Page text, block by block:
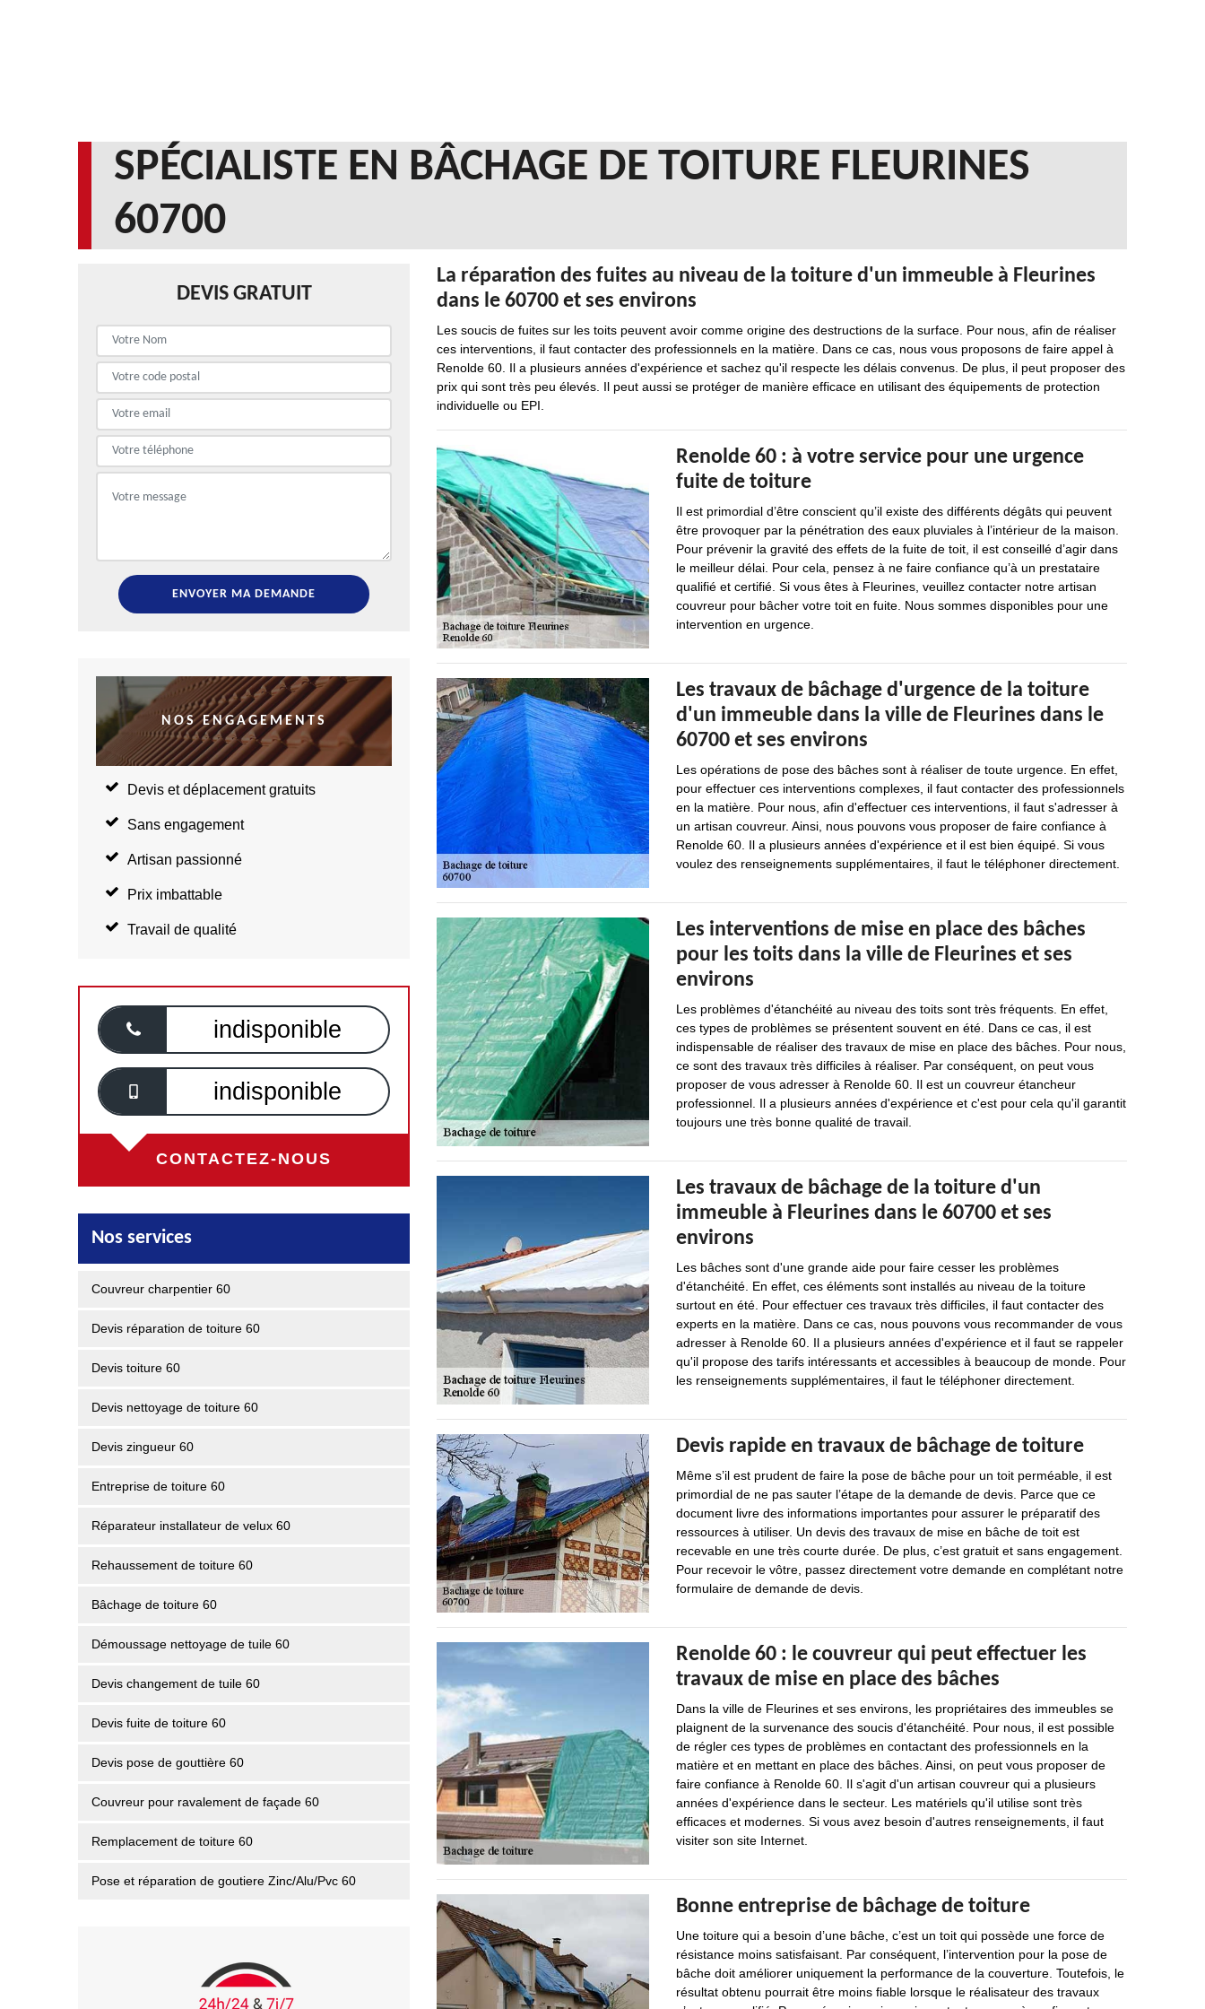
SPÉCIALISTE EN BÂCHAGE DE TOITURE FLEURINES
60700
DEVIS GRATUIT
NOS ENGAGEMENTS
Devis et déplacement gratuits
Sans engagement
Artisan passionné
Prix imbattable
Travail de qualité
indisponible
indisponible
CONTACTEZ-NOUS
Nos services
Couvreur charpentier 60
Devis réparation de toiture 60
Devis toiture 60
Devis nettoyage de toiture 60
Devis zingueur 60
Entreprise de toiture 60
Réparateur installateur de velux 60
Rehaussement de toiture 60
Bâchage de toiture 60
Démoussage nettoyage de tuile 60
Devis changement de tuile 60
Devis fuite de toiture 60
Devis pose de gouttière 60
Couvreur pour ravalement de façade 60
Remplacement de toiture 60
Pose et réparation de goutiere Zinc/Alu/Pvc 60
La réparation des fuites au niveau de la toiture d'un immeuble à Fleurines
dans le 60700 et ses environs
Les soucis de fuites sur les toits peuvent avoir comme origine des destructions de la surface. Pour nous, afin de réaliser
ces interventions, il faut contacter des professionnels en la matière. Dans ce cas, nous vous proposons de faire appel à
Renolde 60. Il a plusieurs années d'expérience et sachez qu'il respecte les délais convenus. De plus, il peut proposer des
prix qui sont très peu élevés. Il peut aussi se protéger de manière efficace en utilisant des équipements de protection
individuelle ou EPI.
Renolde 60 : à votre service pour une urgence
fuite de toiture
Il est primordial d’être conscient qu’il existe des différents dégâts qui peuvent
être provoquer par la pénétration des eaux pluviales à l’intérieur de la maison.
Pour prévenir la gravité des effets de la fuite de toit, il est conseillé d’agir dans
le meilleur délai. Pour cela, pensez à ne faire confiance qu’à un prestataire
qualifié et certifié. Si vous êtes à Fleurines, veuillez contacter notre artisan
couvreur pour bâcher votre toit en fuite. Nous sommes disponibles pour une
intervention en urgence.
Les travaux de bâchage d'urgence de la toiture
d'un immeuble dans la ville de Fleurines dans le
60700 et ses environs
Les opérations de pose des bâches sont à réaliser de toute urgence. En effet,
pour effectuer ces interventions complexes, il faut contacter des professionnels
en la matière. Pour nous, afin d'effectuer ces interventions, il faut s'adresser à
un artisan couvreur. Ainsi, nous pouvons vous proposer de faire confiance à
Renolde 60. Il a plusieurs années d'expérience et il est bien équipé. Si vous
voulez des renseignements supplémentaires, il faut le téléphoner directement.
Les interventions de mise en place des bâches
pour les toits dans la ville de Fleurines et ses
environs
Les problèmes d'étanchéité au niveau des toits sont très fréquents. En effet,
ces types de problèmes se présentent souvent en été. Dans ce cas, il est
indispensable de réaliser des travaux de mise en place des bâches. Pour nous,
ce sont des travaux très difficiles à réaliser. Par conséquent, on peut vous
proposer de vous adresser à Renolde 60. Il est un couvreur étancheur
professionnel. Il a plusieurs années d'expérience et c'est pour cela qu'il garantit
toujours une très bonne qualité de travail.
Les travaux de bâchage de la toiture d'un
immeuble à Fleurines dans le 60700 et ses
environs
Les bâches sont d'une grande aide pour faire cesser les problèmes
d'étanchéité. En effet, ces éléments sont installés au niveau de la toiture
surtout en été. Pour effectuer ces travaux très difficiles, il faut contacter des
experts en la matière. Dans ce cas, nous pouvons vous recommander de vous
adresser à Renolde 60. Il a plusieurs années d'expérience et il faut se rappeler
qu'il propose des tarifs intéressants et accessibles à beaucoup de monde. Pour
les renseignements supplémentaires, il faut le téléphoner directement.
Devis rapide en travaux de bâchage de toiture
Même s’il est prudent de faire la pose de bâche pour un toit perméable, il est
primordial de ne pas sauter l’étape de la demande de devis. Parce que ce
document livre des informations importantes pour assurer le préparatif des
ressources à utiliser. Un devis des travaux de mise en bâche de toit est
recevable en une très courte durée. De plus, c’est gratuit et sans engagement.
Pour recevoir le vôtre, passez directement votre demande en complétant notre
formulaire de demande de devis.
Renolde 60 : le couvreur qui peut effectuer les
travaux de mise en place des bâches
Dans la ville de Fleurines et ses environs, les propriétaires des immeubles se
plaignent de la survenance des soucis d'étanchéité. Pour nous, il est possible
de régler ces types de problèmes en contactant des professionnels en la
matière et en mettant en place des bâches. Ainsi, on peut vous proposer de
faire confiance à Renolde 60. Il s'agit d'un artisan couvreur qui a plusieurs
années d'expérience dans le secteur. Les matériels qu'il utilise sont très
efficaces et modernes. Si vous avez besoin d'autres renseignements, il faut
visiter son site Internet.
Bonne entreprise de bâchage de toiture
Une toiture qui a besoin d’une bâche, c’est un toit qui possède une force de
résistance moins satisfaisant. Par conséquent, l’intervention pour la pose de
bâche doit améliorer uniquement la performance de la couverture. Toutefois, le
résultat obtenu pourrait être moins fiable lorsque le réalisateur des travaux